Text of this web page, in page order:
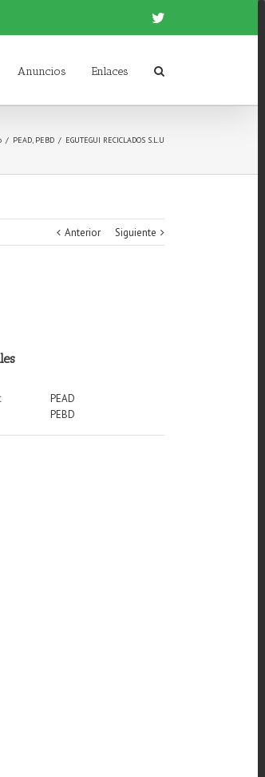
Twitter
Anuncios Enlaces
/ PEAD, PEBD / EGUTEGUI RECICLADOS S.L.U
Anterior Siguiente
PEAD
PEBD